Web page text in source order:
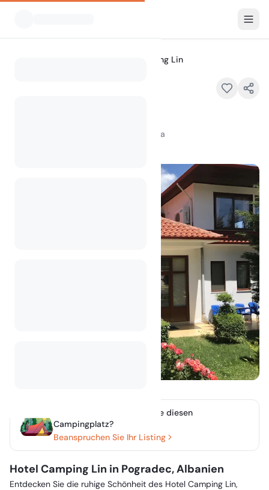
Hotel Camping Lin
Rruga SH3 E86 Lin, Pogradec, Albania
Besitzen oder verwalten Sie diesen
Campingplatz?
Beanspruchen Sie Ihr Listing
Hotel Camping Lin in Pogradec, Albanien
Entdecken Sie die ruhige Schönheit des Hotel Camping Lin,